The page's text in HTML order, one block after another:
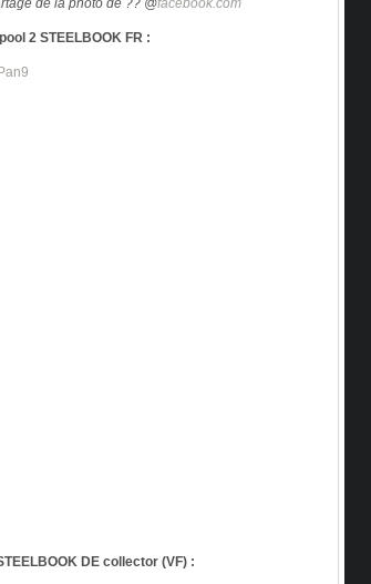
de la photo de ?? @facebook.com
2 STEELBOOK FR :
DE collector (VF) :